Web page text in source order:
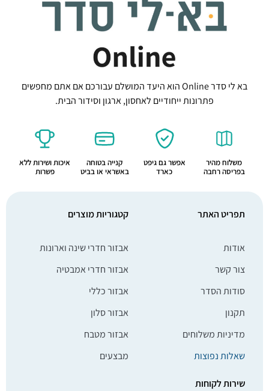
בא לי סדר Online הוא היעד המושלם עבורכם אם אתם מחפשים
פתרונות ייחודיים לאחסון, ארגון וסידור הבית.
משלוח מהיר
בפריסה רחבה
אפשר גם גיפט
כארד
קנייה בטוחה
באשראי או בביט
איכות ושירות ללא
פשרות
תפריט האתר
אודות
צור קשר
סודות הסדר
תקנון
מדיניות משלוחים
שאלות נפוצות
קטגוריות מוצרים
אבזור חדרי שינה וארונות
אבזור חדרי אמבטיה
אבזור כללי
אבזור סלון
אבזור מטבח
מבצעים
שירות לקוחות